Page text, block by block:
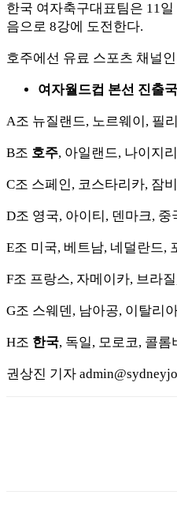
한국 여자축구대표팀은 11
음으로 8강에 도전한다.
호주에선 유료 스포츠 채널
여자월드컵 본선 진출
A조 뉴질랜드, 노르웨이, 필
B조 호주, 아일랜드, 나이지
C조 스페인, 코스타리카, 잠
D조 영국, 아이티, 덴마크, 중
E조 미국, 베트남, 네덜란드,
F조 프랑스, 자메이카, 브라
G조 스웨덴, 남아공, 이탈리
H조 한국, 독일, 모로코, 콜롬
권상진 기자